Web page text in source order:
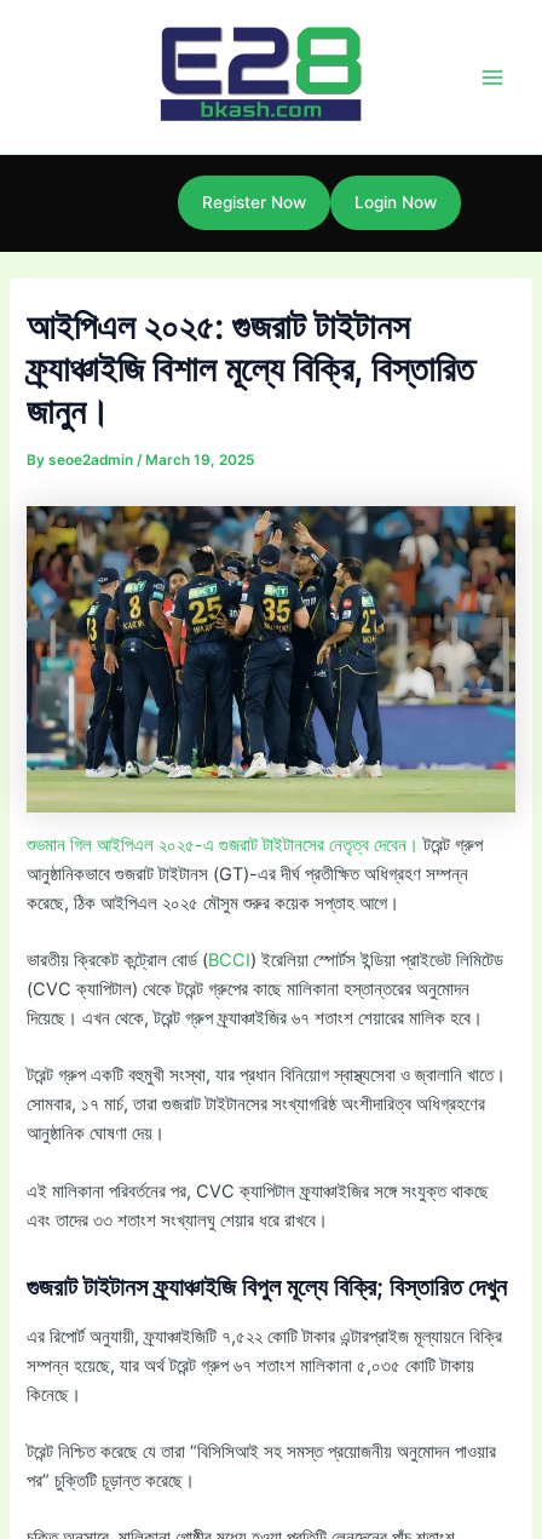
Register Now Login Now
আইপিএল ২০২৫: গুজরাট টাইটানস
ফ্র্যাঞ্চাইজি বিশাল মূল্যে বিক্রি, বিস্তারিত
জানুন।
Byseoe2admin/ March 19, 2025
শুভমান গিল আইপিএল ২০২৫-এ গুজরাট টাইটানসের নেতৃত্ব দেবেন। টরেন্ট গ্রুপ
আনুষ্ঠানিকভাবে গুজরাট টাইটানস (GT)-এর দীর্ঘ প্রতীক্ষিত অধিগ্রহণ সম্পন্ন
করেছে, ঠিক আইপিএল ২০২৫ মৌসুম শুরুর কয়েক সপ্তাহ আগে।
ভারতীয় ক্রিকেট কন্ট্রোল বোর্ড (BCCI) ইরেলিয়া স্পোর্টস ইন্ডিয়া প্রাইভেট লিমিটেড
(CVC ক্যাপিটাল) থেকে টরেন্ট গ্রুপের কাছে মালিকানা হস্তান্তরের অনুমোদন
দিয়েছে। এখন থেকে, টরেন্ট গ্রুপ ফ্র্যাঞ্চাইজির ৬৭ শতাংশ শেয়ারের মালিক হবে।
টরেন্ট গ্রুপ একটি বহুমুখী সংস্থা, যার প্রধান বিনিয়োগ স্বাস্থ্যসেবা ও জ্বালানি খাতে।
সোমবার, ১৭ মার্চ, তারা গুজরাট টাইটানসের সংখ্যাগরিষ্ঠ অংশীদারিত্ব অধিগ্রহণের
আনুষ্ঠানিক ঘোষণা দেয়।
এই মালিকানা পরিবর্তনের পর, CVC ক্যাপিটাল ফ্র্যাঞ্চাইজির সঙ্গে সংযুক্ত থাকছে
এবং তাদের ৩৩ শতাংশ সংখ্যালঘু শেয়ার ধরে রাখবে।
গুজরাট টাইটানস ফ্র্যাঞ্চাইজি বিপুল মূল্যে বিক্রি; বিস্তারিত দেখুন
এর রিপোর্ট অনুযায়ী, ফ্র্যাঞ্চাইজিটি ৭,৫২২ কোটি টাকার এন্টারপ্রাইজ মূল্যায়নে বিক্রি
সম্পন্ন হয়েছে, যার অর্থ টরেন্ট গ্রুপ ৬৭ শতাংশ মালিকানা ৫,০৩৫ কোটি টাকায়
কিনেছে।
টরেন্ট নিশ্চিত করেছে যে তারা “বিসিসিআই সহ সমস্ত প্রয়োজনীয় অনুমোদন পাওয়ার
পর” চুক্তিটি চূড়ান্ত করেছে।